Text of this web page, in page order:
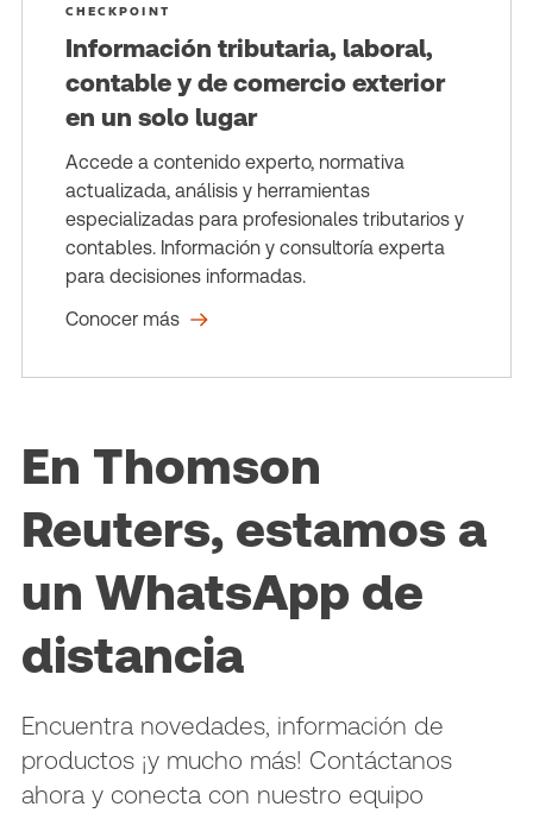
CHECKPOINT
Información tributaria, laboral,
contable y de comercio exterior
en un solo lugar
Accede a contenido experto, normativa
actualizada, análisis y herramientas
especializadas para profesionales tributarios y
contables. Información y consultoría experta
para decisiones informadas.
Conocer más
En Thomson
Reuters, estamos a
un WhatsApp de
distancia
Encuentra novedades, información de
productos ¡y mucho más! Contáctanos
ahora y conecta con nuestro equipo